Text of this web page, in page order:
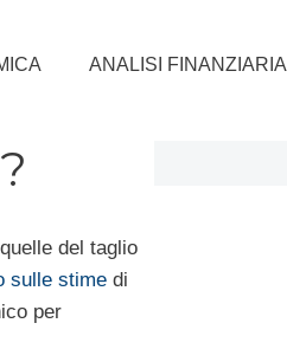
ANALISI FINANZIARIA
del taglio
sulle stimedi
per